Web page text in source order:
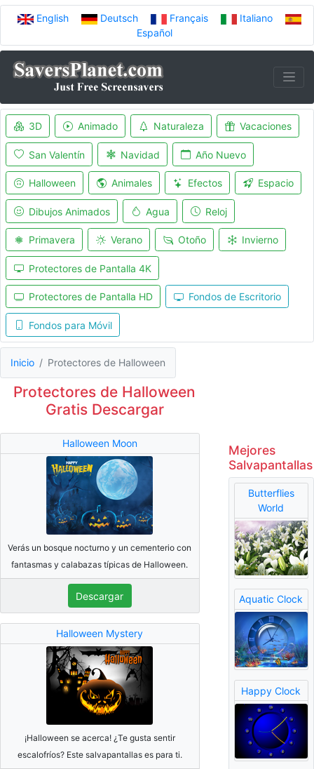
English Deutsch Français
Italiano
Español
3D Animado Naturaleza Vacaciones
San Valentín Navidad Año Nuevo
Halloween Animales Efectos Espacio
Dibujos Animados Agua Reloj
Primavera Verano Otoño Invierno
Protectores de Pantalla 4K
Protectores de Pantalla HD Fondos de Escritorio
Fondos para Móvil
Inicio Protectores de Halloween
Protectores de Halloween
Gratis Descargar
Halloween Moon
Verás un bosque nocturno y un cementerio con
fantasmas y calabazas típicas de Halloween.
Descargar
Halloween Mystery
¡Halloween se acerca! ¿Te gusta sentir
escalofríos? Este salvapantallas es para ti.
Mejores
Salvapantallas
Butterflies
World
Aquatic Clock
Happy Clock